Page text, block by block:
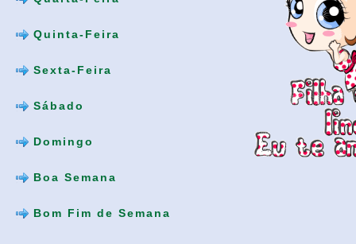
Quinta-Feira
Sexta-Feira
Sábado
Domingo
Boa Semana
Bom Fim de Semana